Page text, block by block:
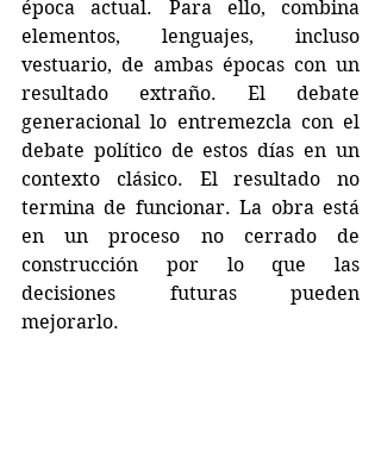
época actual. Para ello, combina
elementos, lenguajes, incluso
vestuario, de ambas épocas con un
resultado extraño. El debate
generacional lo entremezcla con el
debate político de estos días en un
contexto clásico. El resultado no
termina de funcionar. La obra está
en un proceso no cerrado de
construcción por lo que las
decisiones futuras pueden
mejorarlo.